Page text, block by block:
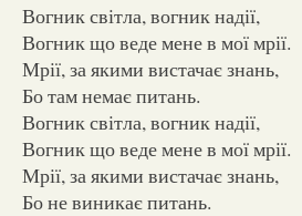
Вогник світла, вогник надії,
Вогник що веде мене в мої мрії.
Мрії, за якими вистачає знань,
Бо там немає питань.
Вогник світла, вогник надії,
Вогник що веде мене в мої мрії.
Мрії, за якими вистачає знань,
Бо не виникає питань.